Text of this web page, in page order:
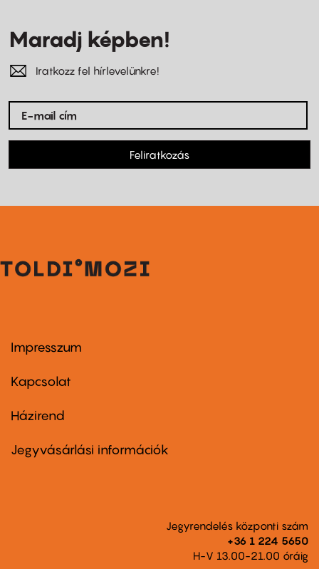
Maradj képben!
Iratkozz fel hírlevelünkre!
Feliratkozás
Footer
first
Impresszum
Kapcsolat
Footer
second
Házirend
Jegyvásárlási információk
Jegyrendelés központi szám
+36 1 224 5650
H-V 13.00-21.00 óráig